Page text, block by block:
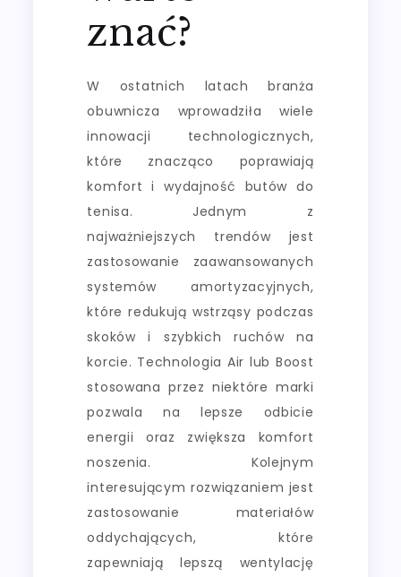
znać?
W ostatnich latach branża
obuwnicza wprowadziła wiele
innowacji technologicznych,
które znacząco poprawiają
komfort i wydajność butów do
tenisa. Jednym z
najważniejszych trendów jest
zastosowanie zaawansowanych
systemów amortyzacyjnych,
które redukują wstrząsy podczas
skoków i szybkich ruchów na
korcie. Technologia Air lub Boost
stosowana przez niektóre marki
pozwala na lepsze odbicie
energii oraz zwiększa komfort
noszenia. Kolejnym
interesującym rozwiązaniem jest
zastosowanie materiałów
oddychających, które
zapewniają lepszą wentylację